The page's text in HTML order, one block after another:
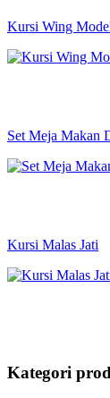
Kursi Wing
Set Meja Makan
Kursi Malas Jati
Kategori